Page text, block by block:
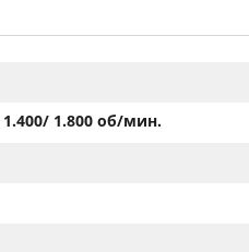
1.400/ 1.800 об/мин.